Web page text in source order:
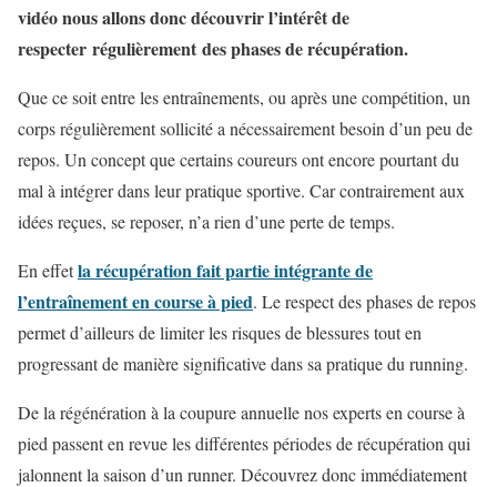
vidéo nous allons donc découvrir l’intérêt de
respecter régulièrement des phases de récupération.
Que ce soit entre les entraînements, ou après une compétition, un
corps régulièrement sollicité a nécessairement besoin d’un peu de
repos. Un concept que certains coureurs ont encore pourtant du
mal à intégrer dans leur pratique sportive. Car contrairement aux
idées reçues, se reposer, n’a rien d’une perte de temps.
En effetla récupération fait partie intégrante de
l’entraînement en course à pied. Le respect des phases de repos
permet d’ailleurs de limiter les risques de blessures tout en
progressant de manière significative dans sa pratique du running.
De la régénération à la coupure annuelle nos experts en course à
pied passent en revue les différentes périodes de récupération qui
jalonnent la saison d’un runner. Découvrez donc immédiatement